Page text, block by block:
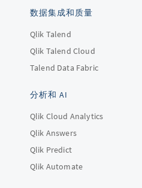
数据集成和质量
Qlik Talend
Qlik Talend Cloud
Talend Data Fabric
分析和 AI
Qlik Cloud Analytics
Qlik Answers
Qlik Predict
Qlik Automate